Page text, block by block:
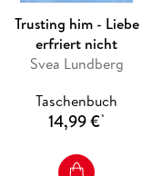
Noah mit einem Mal
sein?
Trusting him - Liebe
erfriert nicht
Svea Lundberg
Taschenbuch
14,99 €*